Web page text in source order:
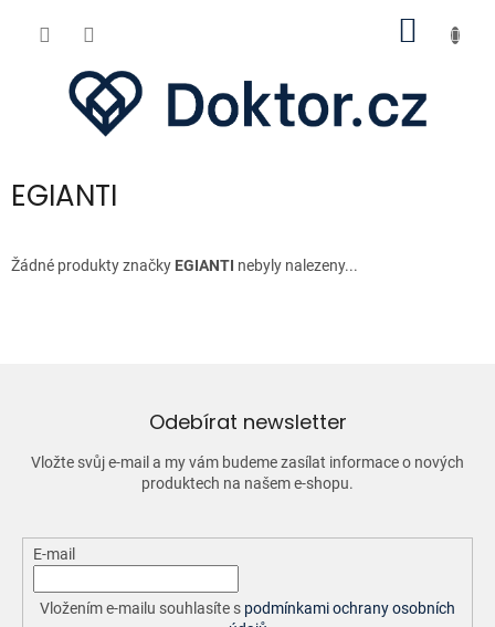
EGIANTI
Žádné produkty značky EGIANTI nebyly nalezeny...
Odebírat newsletter
Vložte svůj e-mail a my vám budeme zasílat informace o nových
produktech na našem e-shopu.
E-mail
Vložením e-mailu souhlasíte s podmínkami ochrany osobních